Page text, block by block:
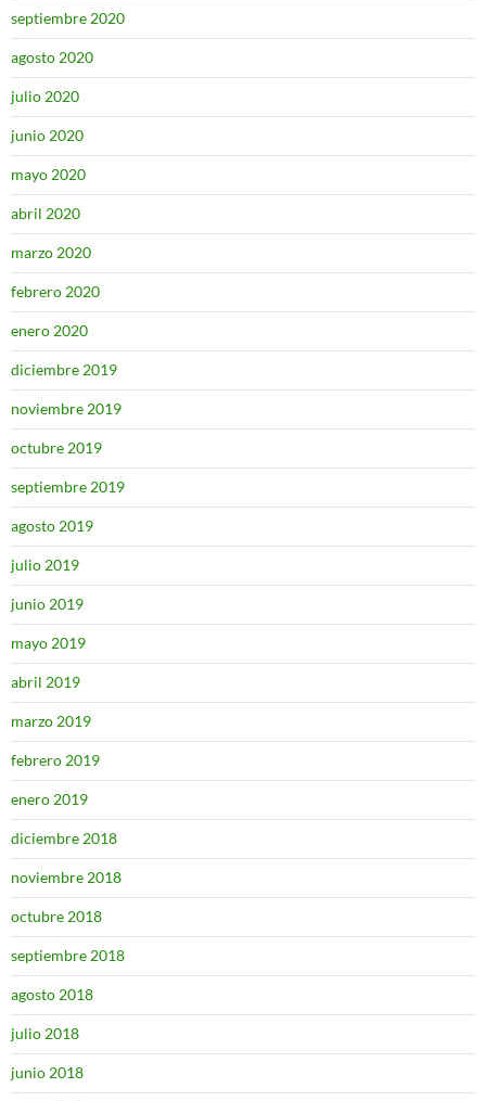
septiembre 2020
agosto 2020
julio 2020
junio 2020
mayo 2020
abril 2020
marzo 2020
febrero 2020
enero 2020
diciembre 2019
noviembre 2019
octubre 2019
septiembre 2019
agosto 2019
julio 2019
junio 2019
mayo 2019
abril 2019
marzo 2019
febrero 2019
enero 2019
diciembre 2018
noviembre 2018
octubre 2018
septiembre 2018
agosto 2018
julio 2018
junio 2018